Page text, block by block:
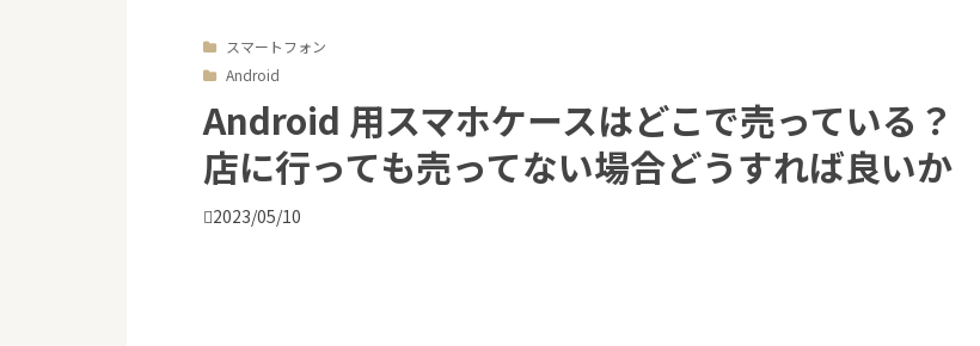
スマートフォン
Android
Android 用スマホケースはどこで売っている？
店に行っても売ってない場合どうすれば良いか
2023/05/10